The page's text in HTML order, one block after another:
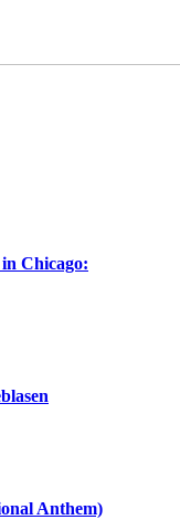
Chicago:
Anthem)